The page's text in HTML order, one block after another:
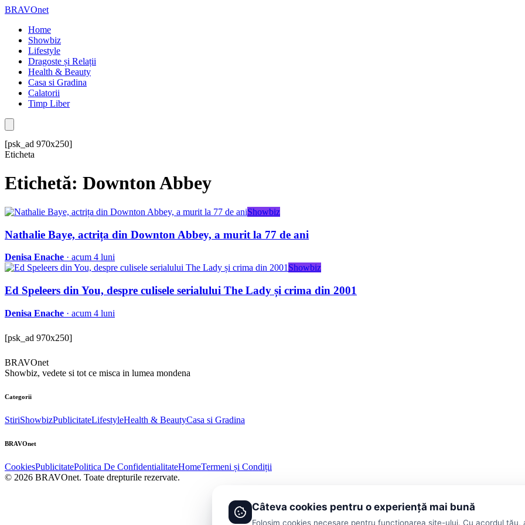
BRAVOnet
Home
Showbiz
Lifestyle
Dragoste și Relații
Health & Beauty
Casa si Gradina
Calatorii
Timp Liber
[psk_ad 970x250]
Eticheta
Etichetă: Downton Abbey
Showbiz
Nathalie Baye, actrița din Downton Abbey, a murit la 77 de ani
Denisa Enache · acum 4 luni
Showbiz
Ed Speleers din You, despre culisele serialului The Lady și crima din 2001
Denisa Enache · acum 4 luni
[psk_ad 970x250]
BRAVOnet
Showbiz, vedete si tot ce misca in lumea mondena
Categorii
StiriShowbizPublicitateLifestyleHealth & BeautyCasa si Gradina
BRAVOnet
CookiesPublicitatePolitica De ConfidentialitateHomeTermeni și Condiții
© 2026 BRAVOnet. Toate drepturile rezervate.
Câteva cookies pentru o experiență mai bună
Folosim cookies necesare pentru funcționarea site-ului. Cu acordul tău,